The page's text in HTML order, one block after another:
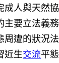
成人與天然
主要立法義
周遭的狀況
近生交流平